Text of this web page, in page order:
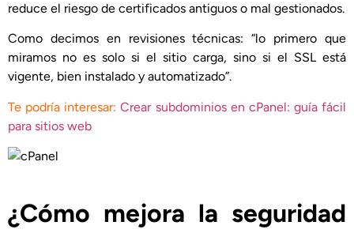
reduce el riesgo de certificados antiguos o mal gestionados.
Como decimos en revisiones técnicas: “lo primero que
miramos no es solo si el sitio carga, sino si el SSL está
vigente, bien instalado y automatizado”.
Te podría interesar: Crear subdominios en cPanel: guía fácil
para sitios web
¿Cómo mejora la seguridad